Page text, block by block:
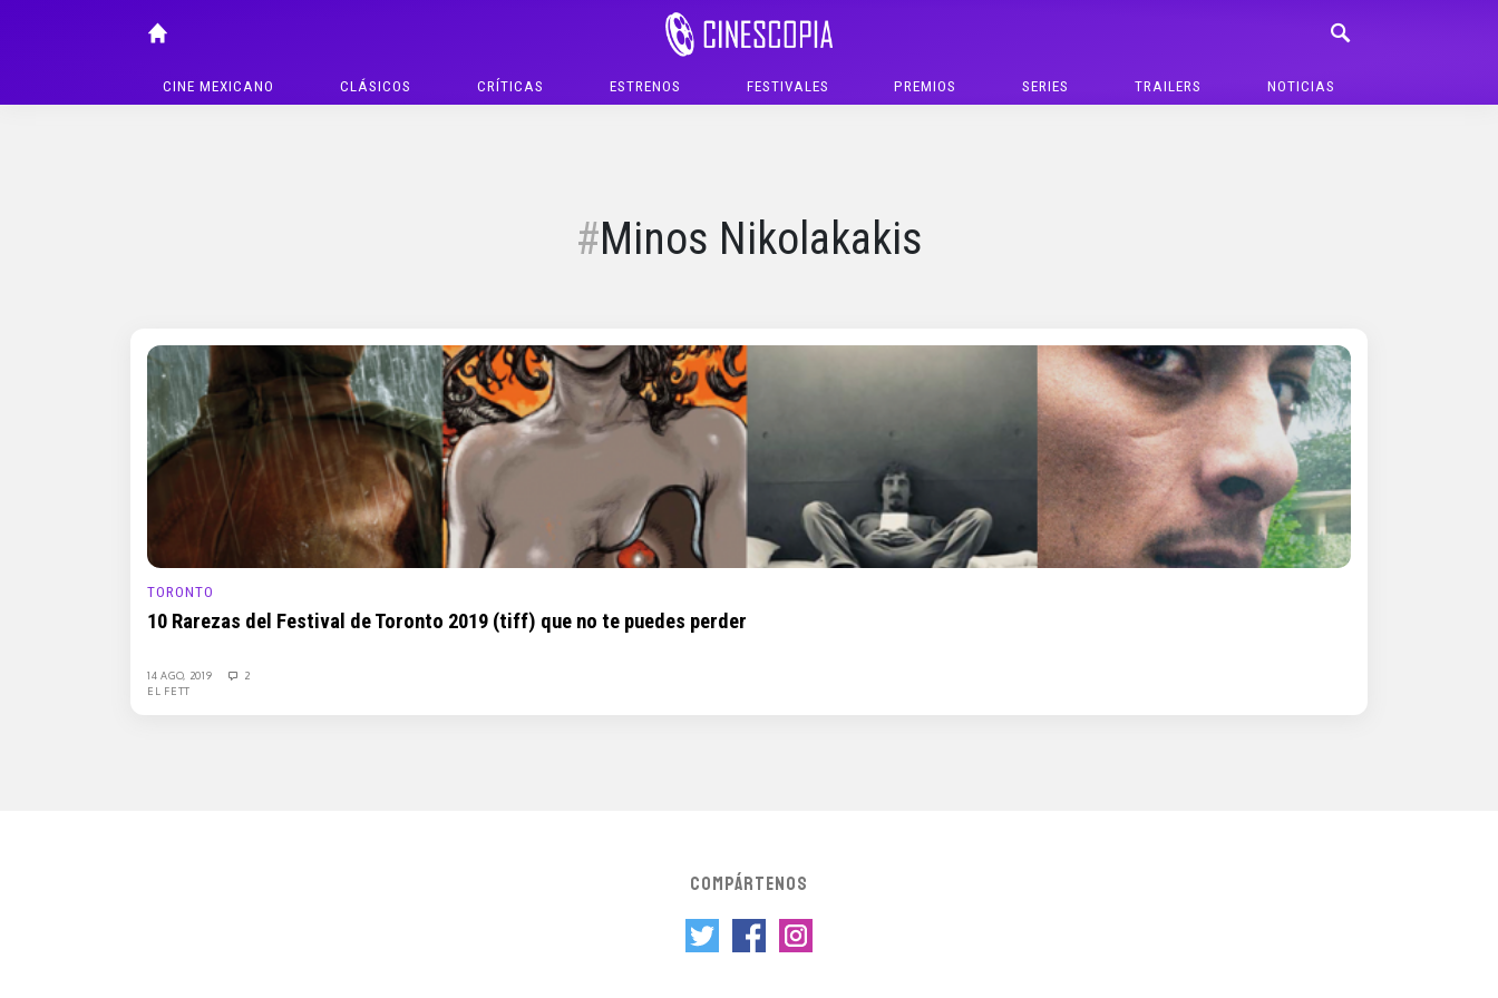
CINE MEXICANO CLÁSICOS CRÍTICAS ESTRENOS FESTIVALES PREMIOS SERIES TRAILERS NOTICIAS
Minos Nikolakakis
TORONTO
10 Rarezas del Festival de Toronto 2019 (tiff) que no te puedes perder
14 AGO, 2019
2
EL FETT
COMPÁRTENOS